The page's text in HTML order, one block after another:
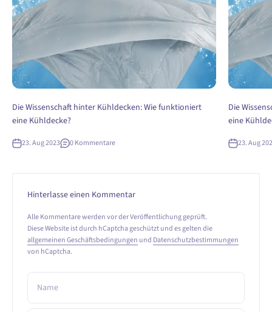
Die Wissenschaft hinter Kühldecken: Wie funktioniert
eine Kühldecke?
23. Aug 2023 0 Kommentare
Die
eine
23. Aug
Hinterlasse einen Kommentar
Alle Kommentare werden vor der Veröffentlichung geprüft.
Diese Website ist durch hCaptcha geschützt und es gelten die
allgemeinen Geschäftsbedingungen und Datenschutzbestimmungen
von hCaptcha.
Name